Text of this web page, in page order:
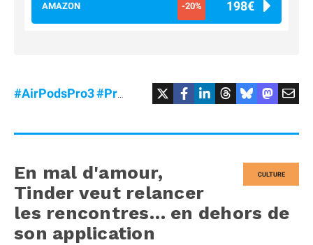
AMAZON -20% 198€
#AirPodsPro3#Promo
CULTURE
En mal d'amour,
Tinder veut relancer
les rencontres… en dehors de
son application